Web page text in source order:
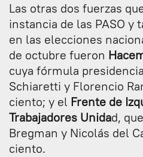
Las otras dos fuerzas
instancia de las PASO y
en las elecciones
de octubre fueron
cuya fórmula
Schiaretti y Florencio
ciento; y el Frente de
Trabajadores Unidad,
Bregman y Nicolás del
ciento.